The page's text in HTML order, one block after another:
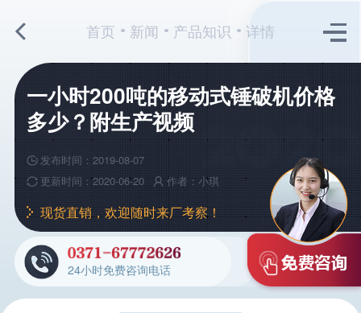
首页 新闻 产品知识 详情
一小时200吨的移动式锤破机价格
多少？附生产视频
发布时间：2019-08-07
更新时间：2020-06-20
作者：小琪
现货直销，欢迎随时来厂考察！
24小时免费咨询电话